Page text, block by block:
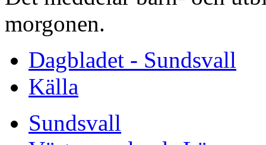
morgonen.
Dagbladet - Sundsvall
Källa
Sundsvall